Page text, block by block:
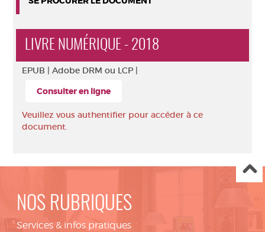
LIVRE NUMÉRIQUE - 2018
EPUB | Adobe DRM ou LCP |
Consulter en ligne
Veuillez vous authentifier pour accéder à ce
document.
NOS RUBRIQUES
Services & infos pratiques